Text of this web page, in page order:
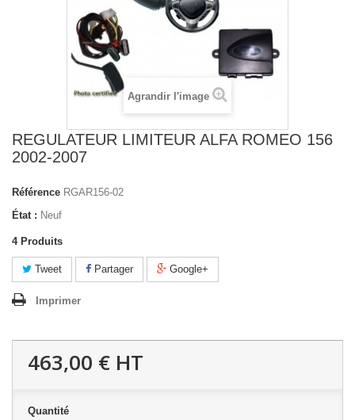
Agrandir l'image
REGULATEUR LIMITEUR ALFA ROMEO 156
2002-2007
Référence RGAR156-02
État : Neuf
4 Produits
Tweet Partager Google+
Imprimer
463,00 € HT
Quantité